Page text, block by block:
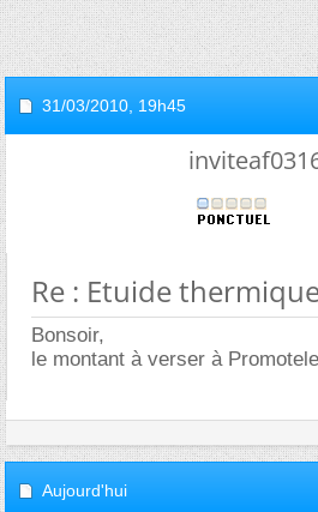
31/03/2010, 19h45
Re : Etuide
Bonsoir,
le montant à verser à
Aujourd'hui